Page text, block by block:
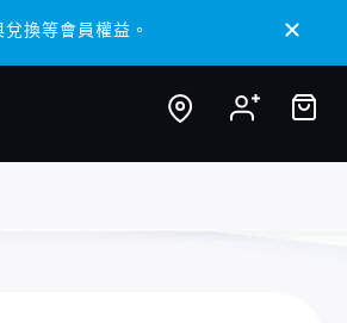
換等會員權益。
換等會員權益。